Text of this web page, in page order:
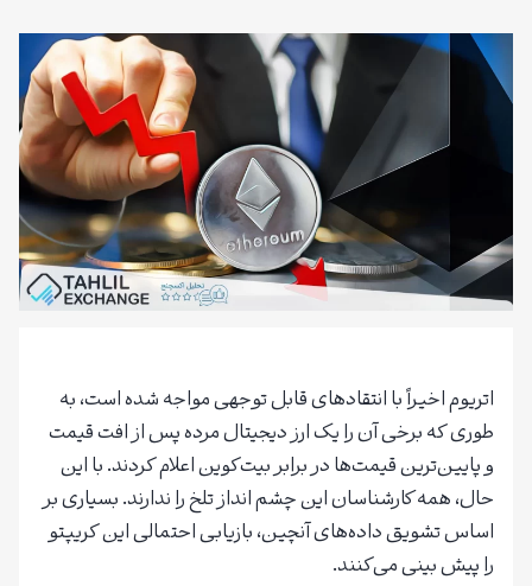
اتریوم اخیراً با انتقادهای قابل توجهی مواجه شده است، به
طوری که برخی آن را یک ارز دیجیتال مرده پس از افت قیمت‌
و پایین‌ترین قیمت‌ها در برابر بیت‌کوین اعلام کردند. با این
حال، همه کارشناسان این چشم انداز تلخ را ندارند. بسیاری بر
اساس تشویق داده‌های آنچین، بازیابی احتمالی این کریپتو
را پیش بینی می‌کنند.